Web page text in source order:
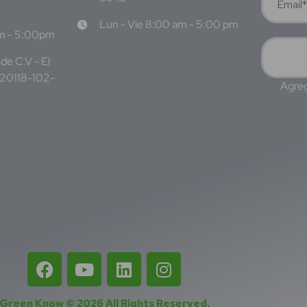
- 5:00pm
C.V - El
102-
Lun - Vie 8:00 am - 5:00 pm
Know © 2026All Rights Reserved.